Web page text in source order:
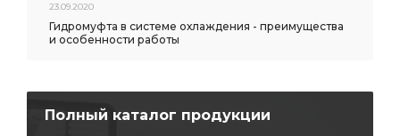
23.09.2020
Гидромуфта в системе охлаждения - преимущества
и особенности работы
Полный каталог продукции